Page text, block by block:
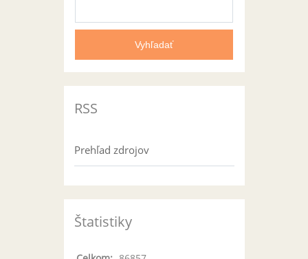
RSS
Prehľad zdrojov
Štatistiky